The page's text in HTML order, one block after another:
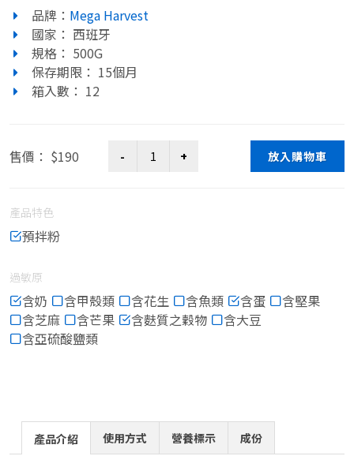
品牌： Mega Harvest
國家： 西班牙
規格： 500G
保存期限： 15個月
箱入數： 12
售價： $190 放入購物車
產品特色
預拌粉
過敏原
含奶 含甲殼類 含花生 含魚類 含蛋
含堅果
含芝麻
含芒果 含麩質之穀物
含大豆
含亞硫酸鹽類
產品介紹 使用方式 營養標示 成份